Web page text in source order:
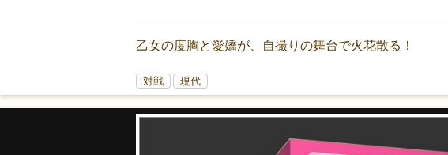
乙女の度胸と愛嬌が、自撮りの舞台で火花散る！
対戦 現代